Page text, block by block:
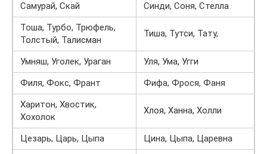
Самурай, Скай
Синди, Соня, Стелла
Тоша, Турбо, Трюфель,
Толстый, Талисман
Тиша, Тутси, Тату,
Умняш, Уголек, Ураган
Уля, Ума, Угги
Филя, Фокс, Франт
Фифа, Фрося, Фаня
Харитон, Хвостик,
Хохолок
Хлоя, Ханна, Холли
Цезарь, Царь, Цыпа
Цина, Цыпа, Царевна